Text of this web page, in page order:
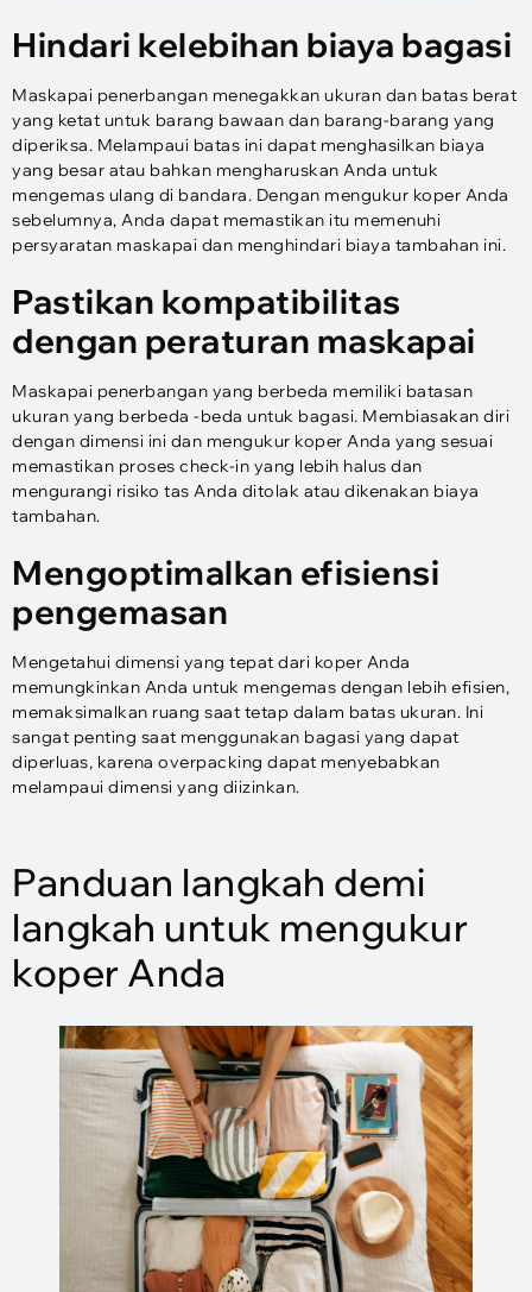
Hindari kelebihan biaya bagasi
Maskapai penerbangan menegakkan ukuran dan batas berat
yang ketat untuk barang bawaan dan barang-barang yang
diperiksa. Melampaui batas ini dapat menghasilkan biaya
yang besar atau bahkan mengharuskan Anda untuk
mengemas ulang di bandara. Dengan mengukur koper Anda
sebelumnya, Anda dapat memastikan itu memenuhi
persyaratan maskapai dan menghindari biaya tambahan ini.
Pastikan kompatibilitas
dengan peraturan maskapai
Maskapai penerbangan yang berbeda memiliki batasan
ukuran yang berbeda -beda untuk bagasi. Membiasakan diri
dengan dimensi ini dan mengukur koper Anda yang sesuai
memastikan proses check-in yang lebih halus dan
mengurangi risiko tas Anda ditolak atau dikenakan biaya
tambahan.
Mengoptimalkan efisiensi
pengemasan
Mengetahui dimensi yang tepat dari koper Anda
memungkinkan Anda untuk mengemas dengan lebih efisien,
memaksimalkan ruang saat tetap dalam batas ukuran. Ini
sangat penting saat menggunakan bagasi yang dapat
diperluas, karena overpacking dapat menyebabkan
melampaui dimensi yang diizinkan.
Panduan langkah demi
langkah untuk mengukur
koper Anda